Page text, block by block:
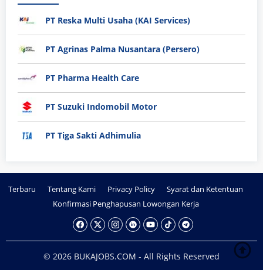
PT Reska Multi Usaha (KAI Services)
PT Agrinas Palma Nusantara (Persero)
PT Pharma Health Care
PT Suzuki Indomobil Motor
PT Tiga Sakti Adhimulia
Terbaru Tentang Kami Privacy Policy
Syarat dan Ketentuan
Konfirmasi Penghapusan Lowongan Kerja
© 2026 BUKAJOBS.COM - All Rights Reserved